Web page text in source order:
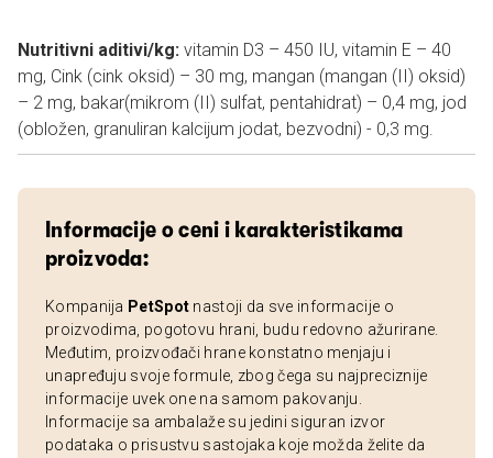
Nutritivni aditivi/kg: vitamin D3 – 450 IU, vitamin E – 40
mg, Cink (cink oksid) – 30 mg, mangan (mangan (II) oksid)
– 2 mg, bakar(mikrom (II) sulfat, pentahidrat) – 0,4 mg, jod
(obložen, granuliran kalcijum jodat, bezvodni) - 0,3 mg.
Informacije o ceni i karakteristikama
proizvoda:
Kompanija PetSpot nastoji da sve informacije o
proizvodima, pogotovu hrani, budu redovno ažurirane.
Međutim, proizvođači hrane konstatno menjaju i
unapređuju svoje formule, zbog čega su najpreciznije
informacije uvek one na samom pakovanju.
Informacije sa ambalaže su jedini siguran izvor
podataka o prisustvu sastojaka koje možda želite da